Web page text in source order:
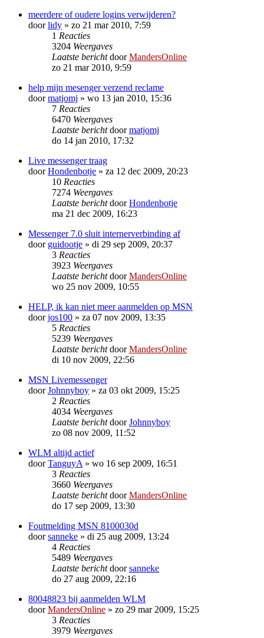
meerdere of oudere logins verwijderen?
doorlidy » zo 21 mar 2010, 7:59
1 Reacties
3204 Weergaves
Laatste berichtdoorMandersOnline
zo 21 mar 2010, 9:59
help mijn mesenger verzend reclame
doormatjomj » wo 13 jan 2010, 15:36
7 Reacties
6470 Weergaves
Laatste berichtdoormatjomj
do 14 jan 2010, 17:32
Live messenger traag
doorHondenbotje » za 12 dec 2009, 20:23
10 Reacties
7274 Weergaves
Laatste berichtdoorHondenbotje
ma 21 dec 2009, 16:23
Messenger 7.0 sluit internerverbinding af
door guidootje » di 29 sep 2009, 20:37
3 Reacties
3923 Weergaves
Laatste berichtdoorMandersOnline
wo 25 nov 2009, 10:55
HELP, ik kan niet meer aanmelden op MSN
doorjos100 » za 07 nov 2009, 13:35
5 Reacties
5239 Weergaves
Laatste berichtdoorMandersOnline
di 10 nov 2009, 22:56
MSN Livemessenger
doorJohnnyboy » za 03 okt 2009, 15:25
2 Reacties
4034 Weergaves
Laatste berichtdoorJohnnyboy
zo 08 nov 2009, 11:52
WLM altijd actief
doorTanguyA » wo 16 sep 2009, 16:51
3 Reacties
3660 Weergaves
Laatste berichtdoorMandersOnline
do 17 sep 2009, 13:30
Foutmelding MSN 8100030d
doorsanneke » di 25 aug 2009, 13:24
4 Reacties
5489 Weergaves
Laatste berichtdoorsanneke
do 27 aug 2009, 22:16
80048823 bij aanmelden WLM
doorMandersOnline » zo 29 mar 2009, 15:25
3 Reacties
3979 Weergaves